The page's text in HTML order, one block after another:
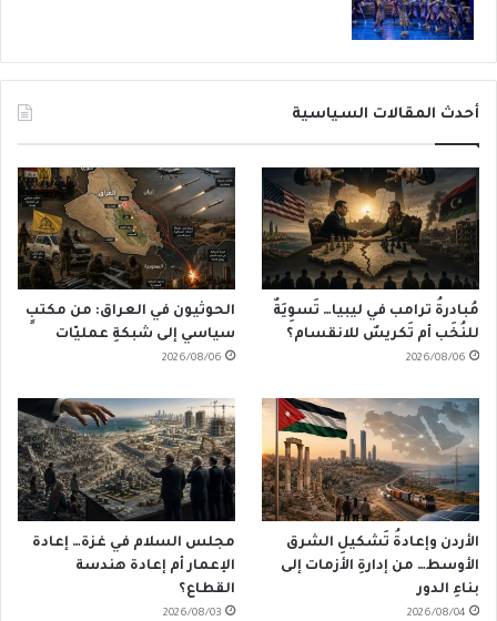
أحدث المقالات السياسية
مُبادرةُ ترامب في ليبيا… تَسوِيَةٌ
للنُخَب أم تَكريسٌ للانقسام؟
2026/08/06
الحوثيون في العراق: من مكتبٍ
سياسي إلى شبكةِ عمليّات
2026/08/06
الأردن وإعادةُ تَشكيلِ الشرق
الأوسط… من إدارةِ الأزمات إلى
بناءِ الدور
2026/08/04
مجلس السلام في غزة… إعادة
الإعمار أم إعادة هندسة
القطاع؟
2026/08/03